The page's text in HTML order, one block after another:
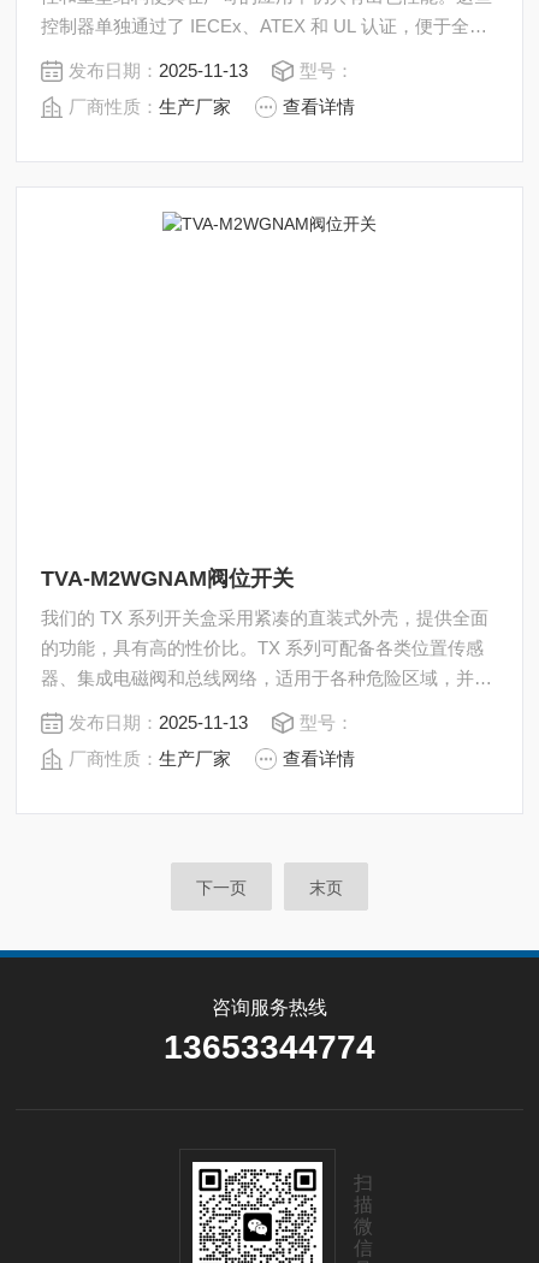
控制器单独通过了 IECEx、ATEX 和 UL 认证，便于全球
客户在其设施内实现标准化操作。此外，D 系列控制器还
拥有 NEPSI、KOSHA、InMetro、PESO 和 EAC 认证。
DXP-M21GSEB阀位开关
发布日期： 2025-11-13
型号：
厂商性质：生产厂家 查看详情
TVA-M2WGNAM阀位开关
我们的 TX 系列开关盒采用紧凑的直装式外壳，提供全面
的功能，具有高的性价比。TX 系列可配备各类位置传感
器、集成电磁阀和总线网络，适用于各种危险区域，并通
过了 IECEx、ATEX 和 UL 认证。TVA-M2WGNAM阀位
开关
发布日期： 2025-11-13
型号：
厂商性质：生产厂家 查看详情
下一页 末页
咨询服务热线
13653344774
扫
描
微
信